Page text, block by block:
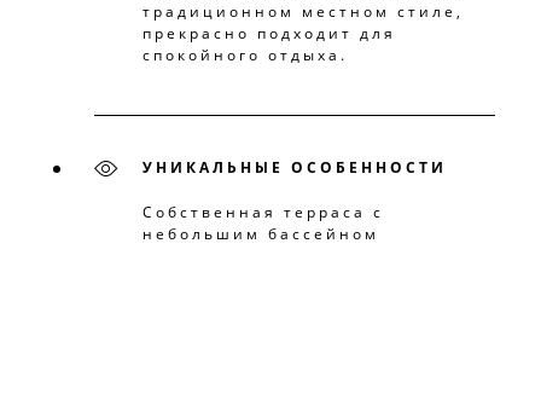
традиционном местном стиле,
прекрасно подходит для
спокойного отдыха.
УНИКАЛЬНЫЕ ОСОБЕННОСТИ
Собственная терраса с
небольшим бассейном